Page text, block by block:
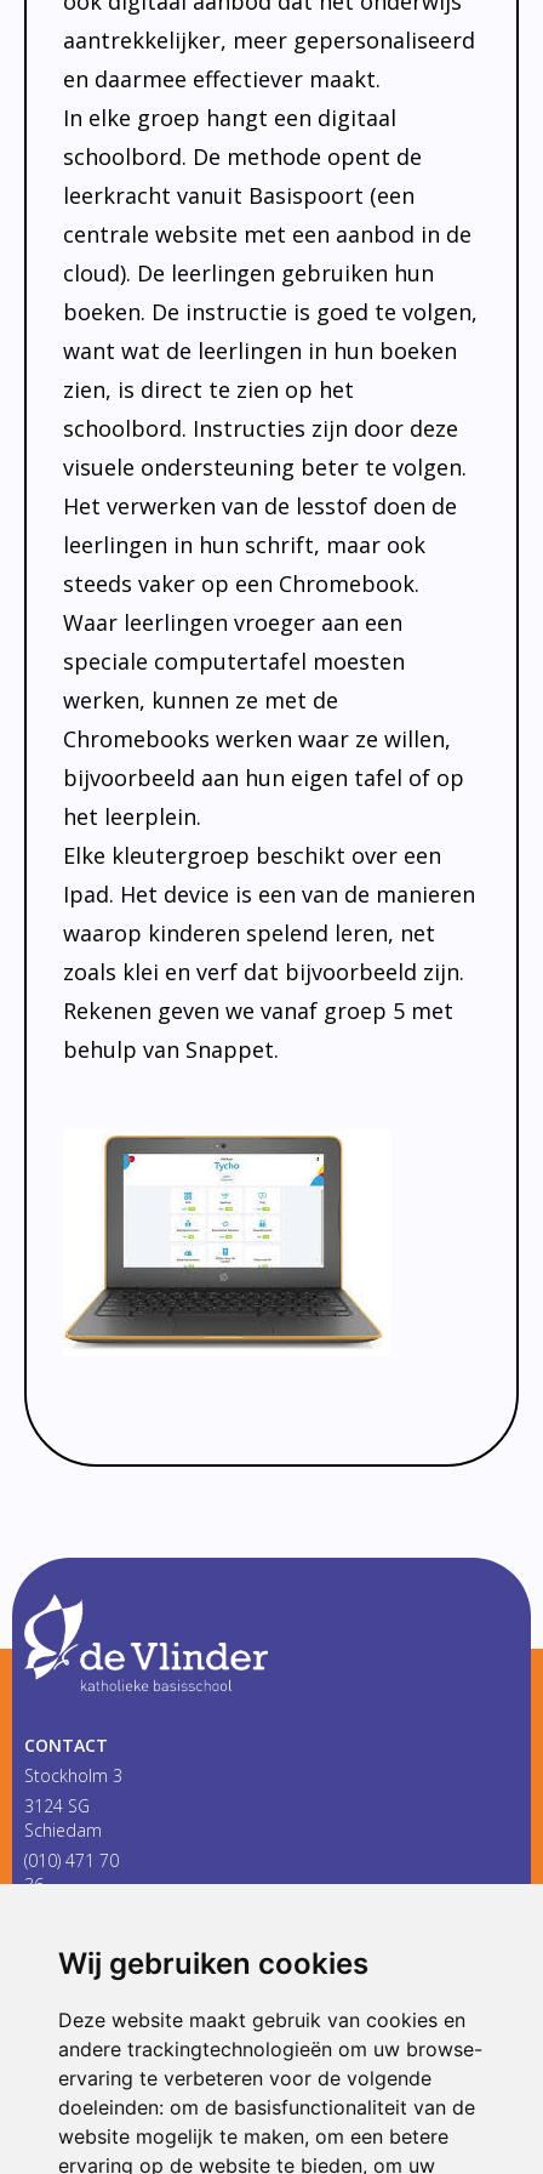
Wij gebruiken cookies
Deze website maakt gebruik van cookies en
andere trackingtechnologieën om uw browse-
ervaring te verbeteren voor de volgende
doeleinden: om de basisfunctionaliteit van de
website mogelijk te maken, om een betere
ervaring op de website te bieden, om uw
Cultuureducatie
Rijke leeromgeving
Voortgezet Onderwijs
Zorgbeleidsplan
Dyslexie
Jeugdverpleegkundige
Logopedie
Transparantie
Bibliotheek op school
Verlof
aantrekkelijker, meer gepersonaliseerd
en daarmee effectiever maakt.
In elke groep hangt een digitaal
schoolbord. De methode opent de
leerkracht vanuit Basispoort (een
centrale website met een aanbod in de
cloud). De leerlingen gebruiken hun
boeken. De instructie is goed te volgen,
want wat de leerlingen in hun boeken
zien, is direct te zien op het
schoolbord. Instructies zijn door deze
visuele ondersteuning beter te volgen.
Het verwerken van de lesstof doen de
leerlingen in hun schrift, maar ook
steeds vaker op een Chromebook.
Waar leerlingen vroeger aan een
speciale computertafel moesten
werken, kunnen ze met de
Chromebooks werken waar ze willen,
bijvoorbeeld aan hun eigen tafel of op
het leerplein.
Elke kleutergroep beschikt over een
Ipad. Het device is een van de manieren
waarop kinderen spelend leren, net
zoals klei en verf dat bijvoorbeeld zijn.
Rekenen geven we vanaf groep 5 met
behulp van Snappet.
CONTACT
Stockholm 3
3124 SG
Schiedam
(010) 471 70
36
ONDERDEEL VAN